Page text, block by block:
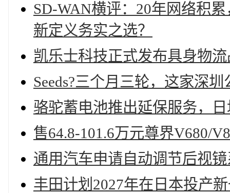
SD-WAN横评：20年网络积
新定义务实之选？
凯乐士科技正式发布具身物
Seeds?三个月三轮，这家深
骆驼蓄电池推出延保服务，
售64.8-101.6万元尊界V680/
通用汽车申请自动调节后视
丰田计划2027年在日本投产